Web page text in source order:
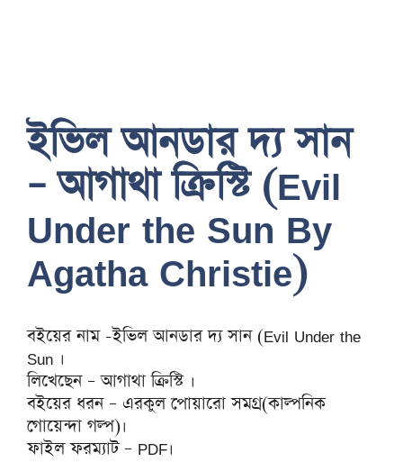
ইভিল আনডার দ্য সান
– আগাথা ক্রিস্টি (Evil
Under the Sun By
Agatha Christie)
বইয়ের নাম -ইভিল আনডার দ্য সান (Evil Under the
Sun ।
লিখেছেন – আগাথা ক্রিস্টি ।
বইয়ের ধরন – এরকুল পোয়ারো সমগ্র(কাল্পনিক
গোয়েন্দা গল্প)।
ফাইল ফরম্যাট – PDF।